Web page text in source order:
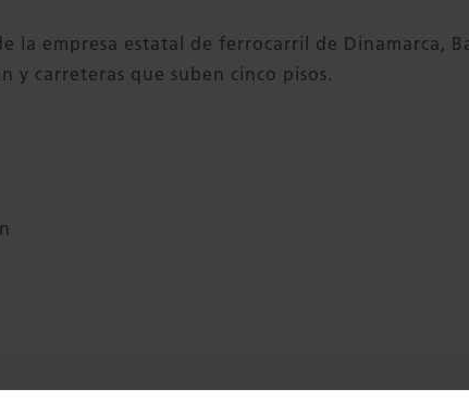
la empresa estatal de ferrocarril de Dinamarca,
y carreteras que suben cinco pisos.